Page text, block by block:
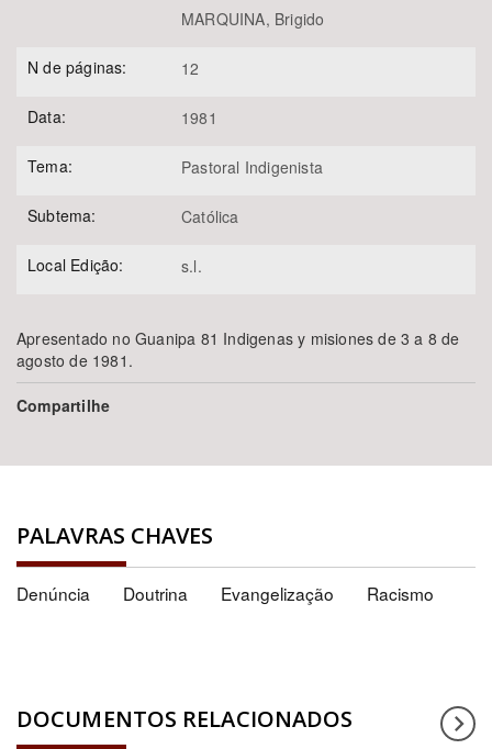
MARQUINA, Brigido
N de páginas: 12
Data: 1981
Tema: Pastoral Indigenista
Subtema: Católica
Local Edição: s.l.
Apresentado no Guanipa 81 Indigenas y misiones de 3 a 8 de
agosto de 1981.
Compartilhe
PALAVRAS CHAVES
Denúncia Doutrina Evangelização Racismo
DOCUMENTOS RELACIONADOS